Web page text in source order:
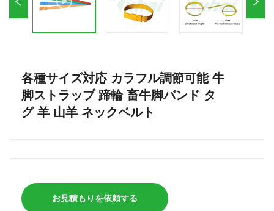
各種サイズ対応 カラフル調節可能 牛
脚ストラップ 蹄輪 畜牛脚バンド タ
グ 羊 山羊 ネックベルト
お見積もりを依頼する